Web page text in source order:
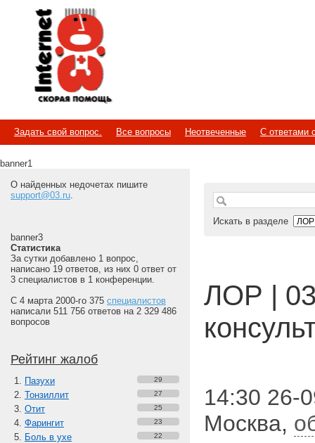
Internet
Скорая помощь
Задать свой вопрос. Все вопросы Неотвеченные С ответами
banner1
О найденных недочетах пишите
support@03.ru.
banner3
Статистика
За сутки добавлено 1 вопрос,
написано 19 ответов, из них 0 ответ от
3 специалистов в 1 конференции.
С 4 марта 2000-го 375 специалистов
написали 511 756 ответов на 2 329 486
вопросов
Рейтинг жалоб
Пазухи 29
Тонзиллит 27
Отит 25
Фарингит 23
Боль в ухе 22
Искать в разделе
ЛОР |
14:30 26-
Москва,